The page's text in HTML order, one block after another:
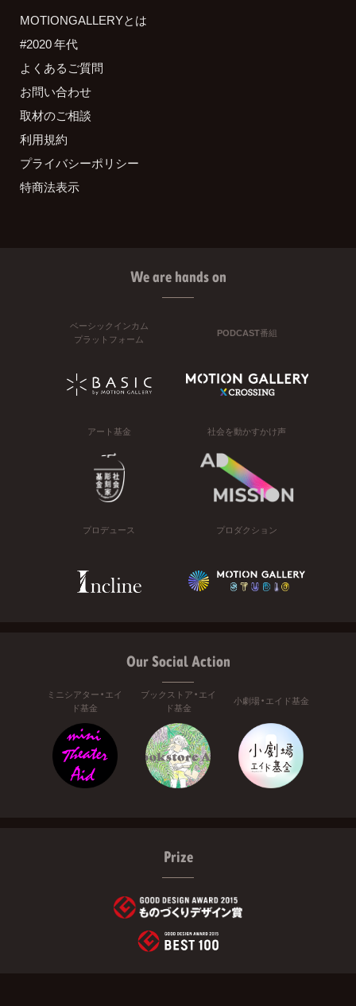
MOTIONGALLERYとは
#2020 年代
よくあるご質問
お問い合わせ
取材のご相談
利用規約
プライバシーポリシー
特商法表示
We are hands on
ベーシックインカム
プラットフォーム
PODCAST番組
アート基金 社会を動かすかけ声
プロデュース プロダクション
Our Social Action
ミニシアター・エイ
ド基金
ブックストア・エイ
ド基金
小劇場・エイド基金
Prize